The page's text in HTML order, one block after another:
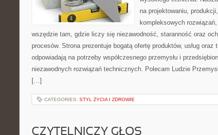
na projektowaniu,
kompleksowych
wszędzie tam, gdzie liczy się niezawodność, staranność oraz
procesów. Strona prezentuje bogatą ofertę produktów, usług oraz
odpowiadają na potrzeby współczesnego przemysłu i
niezawodnych rozwiązań technicznych. Polecam Ludzie
[…]
CATEGORIES: STYL ŻYCIA I ZDROWIE
CZYTELNICZY GŁOS